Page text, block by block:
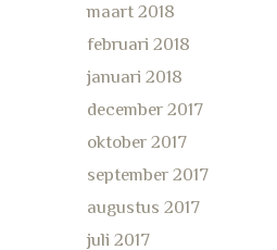
maart 2018
februari 2018
januari 2018
december 2017
oktober 2017
september 2017
augustus 2017
juli 2017